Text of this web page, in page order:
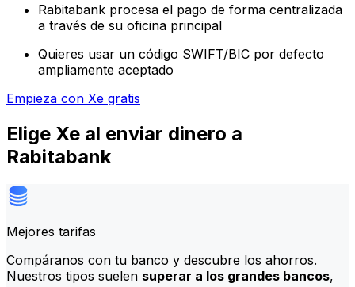
Rabitabank procesa el pago de forma centralizada
a través de su oficina principal
Quieres usar un código SWIFT/BIC por defecto
ampliamente aceptado
Empieza con Xe gratis
Elige Xe al enviar dinero a
Rabitabank
Mejores tarifas
Compáranos con tu banco y descubre los ahorros.
Nuestros tipos suelen superar a los grandes bancos,